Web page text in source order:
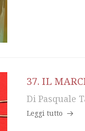
37. IL
DiPasquale
Leggi tutto